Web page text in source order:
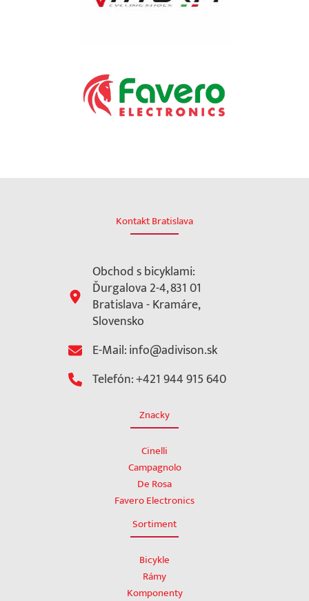
Kontakt Bratislava
Obchod s bicyklami:
Ďurgalova 2-4, 831 01
Bratislava - Kramáre,
Slovensko
E-Mail: info@adivison.sk
Telefón: +421 944 915 640
Znacky
Cinelli
Campagnolo
De Rosa
Favero Electronics
Sortiment
Bicykle
Rámy
Komponenty